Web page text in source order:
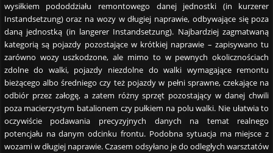
wysiłkiem pododdziału remontowego danej jednostki (in kurzerer
Instandsetzung) oraz na wozy w długiej naprawie, odbywające się poza
daną jednostką (in langerer Instandsetzung). Najbardziej zagmatwaną
kategorią są pojazdy pozostające w krótkiej naprawie – zapisywano tu
zarówno wozy uszkodzone, ale mimo to w pewnych okolicznościach
zdolne do walki, pojazdy niezdolne do walki wymagające remontu
bieżącego albo średniego czy też pojazdy w pełni sprawne, czekające na
odbiór przez załogę, a zatem różny sprzęt pozostający w danej chwili
poza macierzystym batalionem czy pułkiem na polu walki. Nie ułatwia to
oczywiście podawania precyzyjnych danych na temat realnego
potencjału na danym odcinku frontu. Podobna sytuacja ma miejsce z
wozami w długiej naprawie. Czasem odsyłano je do odległych warsztatów